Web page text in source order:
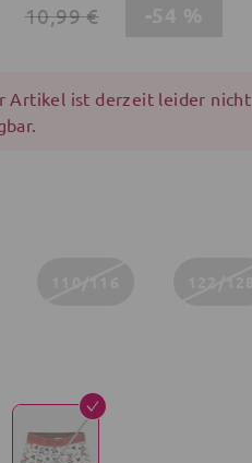
10,99 €
Artikel ist derzeit leider nicht